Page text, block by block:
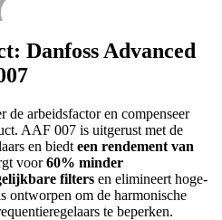
Danfoss Advanced
de arbeidsfactor en compenseer
AAF 007 is uitgerust met de
en biedt een rendement van
voor60% minder
filters en elimineert hoge-
ontworpen om de harmonische
te beperken.